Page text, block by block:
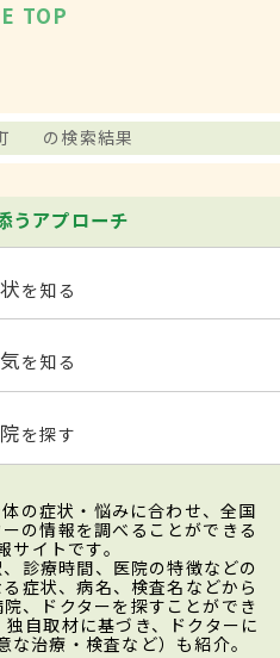
TOP
の検索結果
うアプローチ
を知る
を知る
を探す
の症状・悩みに合わせ、全国
の情報を調べることができる
サイトです。
診療時間、医院の特徴などの
症状、病名、検査名などから
、ドクターを探すことができ
自取材に基づき、ドクターに
治療・検査など）も紹介。